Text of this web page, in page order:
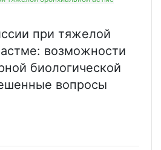
при тяжелой
возможности
биологической
вопросы